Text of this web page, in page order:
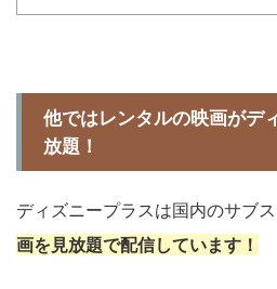
他ではレンタルの映画がデ
放題！
ディズニープラスは国内のサブス
画を見放題で配信しています！